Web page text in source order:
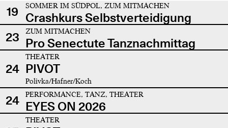
19 SOMMER IM SÜDPOL, ZUM MITMACHEN
Crashkurs Selbstverteidigung
23
ZUM MITMACHEN
Pro Senectute Tanznachmittag
24
THEATER
PIVOT
Polivka/Hafner/Koch
24 PERFORMANCE, TANZ, THEATER
EYES ON 2026
THEATER